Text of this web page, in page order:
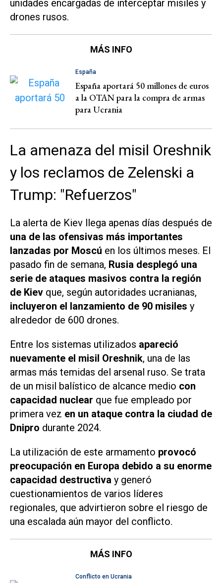
unidades encargadas de interceptar misiles y
drones rusos.
MÁS INFO
España
España aportará 50 millones de euros
a la OTAN para la compra de armas
para Ucrania
La amenaza del misil Oreshnik
y los reclamos de Zelenski a
Trump: "Refuerzos"
La alerta de Kiev llega apenas días después de
una de las ofensivas más importantes
lanzadas por Moscú en los últimos meses. El
pasado fin de semana, Rusia desplegó una
serie de ataques masivos contra la región
de Kiev que, según autoridades ucranianas,
incluyeron el lanzamiento de 90 misiles y
alrededor de 600 drones.
Entre los sistemas utilizados apareció
nuevamente el misil Oreshnik, una de las
armas más temidas del arsenal ruso. Se trata
de un misil balístico de alcance medio con
capacidad nuclear que fue empleado por
primera vez en un ataque contra la ciudad de
Dnipro durante 2024.
La utilización de este armamento provocó
preocupación en Europa debido a su enorme
capacidad destructiva y generó
cuestionamientos de varios líderes
regionales, que advirtieron sobre el riesgo de
una escalada aún mayor del conflicto.
MÁS INFO
Conflicto en Ucrania